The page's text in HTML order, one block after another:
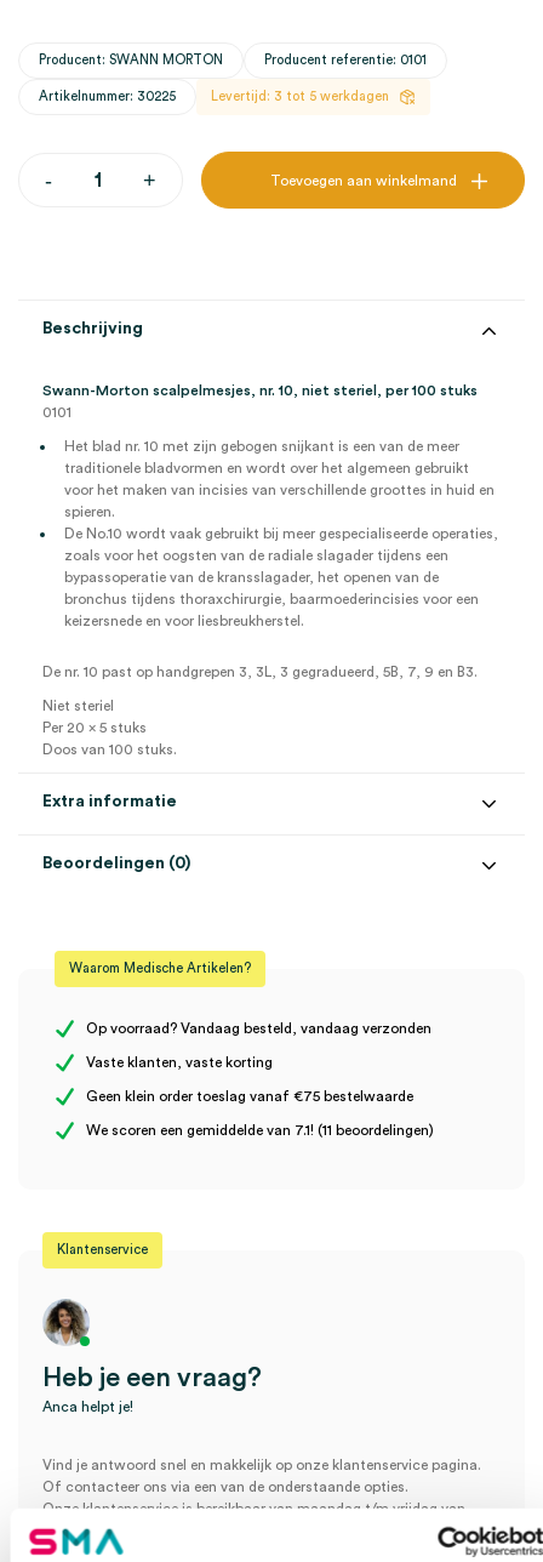
Producent: SWANN MORTON Producent referentie: 0101
Artikelnummer: 30225 Levertijd: 3 tot 5 werkdagen
-Swann-
+ Toevoegen aan winkelmand
Beschrijving
Swann-Morton scalpelmesjes, nr. 10, niet steriel, per 100 stuks
0101
Het blad nr. 10 met zijn gebogen snijkant is een van de meer
traditionele bladvormen en wordt over het algemeen gebruikt
voor het maken van incisies van verschillende groottes in huid en
spieren.
De No.10 wordt vaak gebruikt bij meer gespecialiseerde operaties,
zoals voor het oogsten van de radiale slagader tijdens een
bypassoperatie van de kransslagader, het openen van de
bronchus tijdens thoraxchirurgie, baarmoederincisies voor een
keizersnede en voor liesbreukherstel.
De nr. 10 past op handgrepen 3, 3L, 3 gegradueerd, 5B, 7, 9 en B3.
Niet steriel
Per 20 x 5 stuks
Doos van 100 stuks.
Extra informatie
Steriel onsteriel
Beoordelingen (0)
Er zijn nog geen beoordelingen.
(100)” te beoordelen
Waarom Medische Artikelen?
Op voorraad? Vandaag besteld, vandaag verzonden
Vaste klanten, vaste korting
Geen klein order toeslag vanaf €75 bestelwaarde
We scoren een gemiddelde van 7.1! (11 beoordelingen)
Klantenservice
Heb je een vraag?
Anca helpt je!
Vind je antwoord snel en makkelijk op onze klantenservice pagina.
Of contacteer ons via een van de onderstaande opties.
Onze klantenservice is bereikbaar van maandag t/m vrijdag van
08:30 tot 17:00